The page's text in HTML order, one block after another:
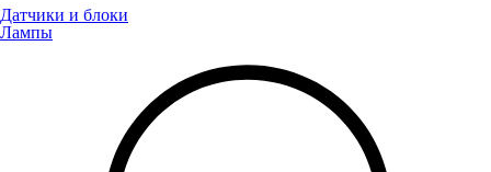
Датчики и блоки
Лампы